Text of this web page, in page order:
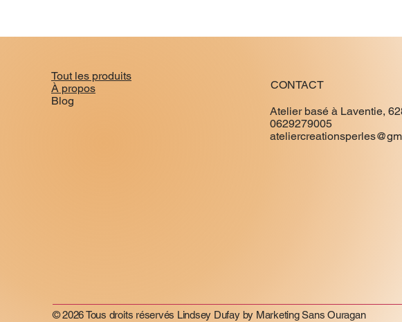
Tout les produits
À propos
Blog
CONTACT
Atelier basé à Laventie,
0629279005
© 2026 Tous droits réservés Lindsey Dufay by Marketing Sans Ouragan